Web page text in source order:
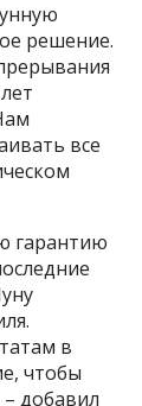
решение.
все
гарантию
в
чтобы
добавил